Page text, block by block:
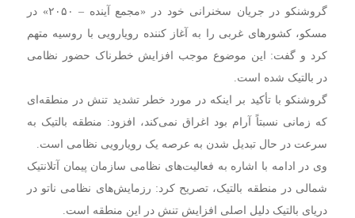
گروشنکو در جریان سخنرانی خود در «مجمع آینده – ۲۰۵۰» در
مسکو، کشورهای غربی را به آغاز کننده رویارویی با روسیه متهم
کرد و گفت: این موضوع موجب افزایش خطرناک حضور نظامی
در بالتیک شده است.
گروشنکو با تأکید بر اینکه در مورد خطر تشدید تنش در منطقه‌ای
که زمانی نسبتاً آرام بود اغراق نمی‌کند، افزود: منطقه بالتیک به
سرعت در حال تبدیل شدن به عرصه یک رویارویی نظامی است.
وی در ادامه با اشاره به فعالیت‌های نظامی سازمان پیمان آتلانتیک
شمالی در منطقه بالتیک، تصریح کرد: رزمایش‌های نظامی ناتو در
دریای بالتیک دلیل اصلی افزایش تنش در این منطقه است.